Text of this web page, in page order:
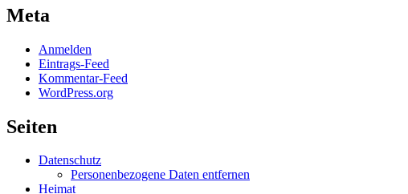
Meta
Anmelden
Eintrags-Feed
Kommentar-Feed
WordPress.org
Seiten
Datenschutz
Personenbezogene Daten entfernen
Heimat